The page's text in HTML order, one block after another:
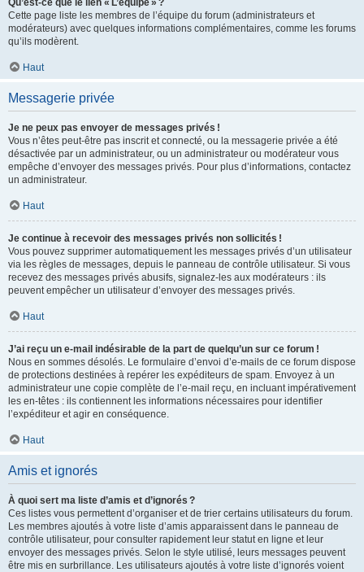
Qu’est-ce que le lien « L’équipe » ?
Cette page liste les membres de l’équipe du forum (administrateurs et
modérateurs) avec quelques informations complémentaires, comme les forums
qu’ils modèrent.
Haut
Messagerie privée
Je ne peux pas envoyer de messages privés !
Vous n’êtes peut-être pas inscrit et connecté, ou la messagerie privée a été
désactivée par un administrateur, ou un administrateur ou modérateur vous
empêche d’envoyer des messages privés. Pour plus d’informations, contactez
un administrateur.
Haut
Je continue à recevoir des messages privés non sollicités !
Vous pouvez supprimer automatiquement les messages privés d’un utilisateur
via les règles de messages, depuis le panneau de contrôle utilisateur. Si vous
recevez des messages privés abusifs, signalez-les aux modérateurs : ils
peuvent empêcher un utilisateur d’envoyer des messages privés.
Haut
J’ai reçu un e-mail indésirable de la part de quelqu’un sur ce forum !
Nous en sommes désolés. Le formulaire d’envoi d’e-mails de ce forum dispose
de protections destinées à repérer les expéditeurs de spam. Envoyez à un
administrateur une copie complète de l’e-mail reçu, en incluant impérativement
les en-têtes : ils contiennent les informations nécessaires pour identifier
l’expéditeur et agir en conséquence.
Haut
Amis et ignorés
À quoi sert ma liste d’amis et d’ignorés ?
Ces listes vous permettent d’organiser et de trier certains utilisateurs du forum.
Les membres ajoutés à votre liste d’amis apparaissent dans le panneau de
contrôle utilisateur, pour consulter rapidement leur statut en ligne et leur
envoyer des messages privés. Selon le style utilisé, leurs messages peuvent
être mis en surbrillance. Les utilisateurs ajoutés à votre liste d’ignorés voient